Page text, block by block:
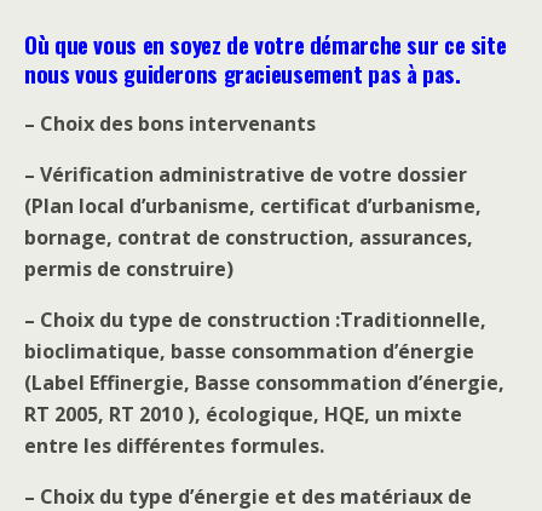
Où que vous en soyez de votre démarche sur ce site
nous vous guiderons gracieusement pas à pas.
– Choix des bons intervenants
– Vérification administrative de votre dossier
(Plan local d’urbanisme, certificat d’urbanisme,
bornage, contrat de construction, assurances,
permis de construire)
– Choix du type de construction :Traditionnelle,
bioclimatique, basse consommation d’énergie
(Label Effinergie, Basse consommation d’énergie,
RT 2005, RT 2010 ), écologique, HQE, un mixte
entre les différentes formules.
– Choix du type d’énergie et des matériaux de